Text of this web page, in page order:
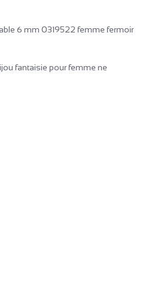
6 mm 0319522 femme fermoir
fantaisie pour femme ne